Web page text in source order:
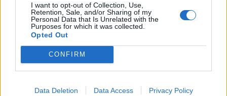
I want to opt-out of Collection, Use,
Retention, Sale, and/or Sharing of my
Personal Data that Is Unrelated with the
Purposes for which it was collected.
Opted Out
CONFIRM
Data Deletion Data Access Privacy Policy